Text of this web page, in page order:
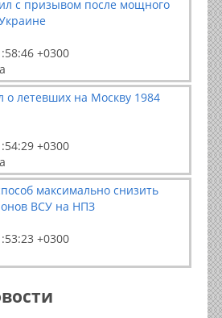
с призывом после мощного
+0300
о летевших на Москву 1984
+0300
максимально снизить
ВСУ на НПЗ
+0300